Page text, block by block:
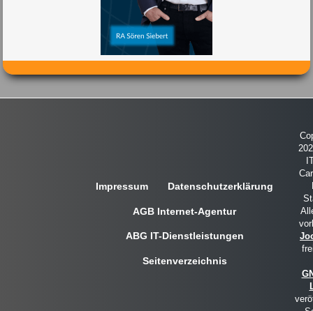
Impressum Datenschutzerklärung
AGB Internet-Agentur
ABG IT-Dienstleistungen
Seitenverzeichnis